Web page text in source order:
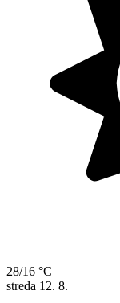
28/16 °C
streda 12. 8.